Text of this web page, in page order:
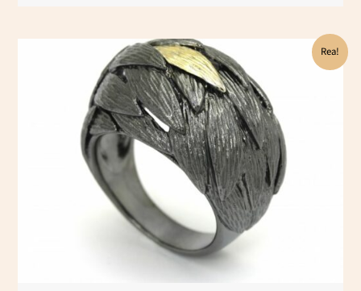
Rea!
Det
ursprungliga
priset
var:
9200 kr.
nuvarande
priset
är:
4600 kr.